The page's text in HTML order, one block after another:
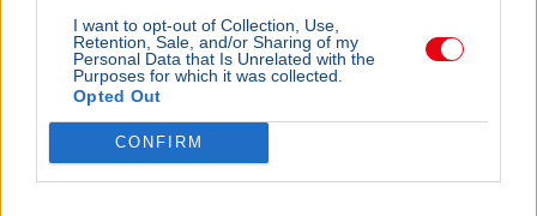
I want to opt-out of Collection, Use,
Retention, Sale, and/or Sharing of my
Personal Data that Is Unrelated with the
Purposes for which it was collected.
Opted Out
CONFIRM
KÜLFÖLD 2026. augusztus 4.
Az orosz állami média Magyar Pétert
támadta a paksi válság kapcsán